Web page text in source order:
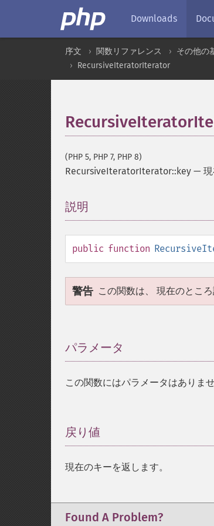
Downloads
序文 関数リファレンス その他の
RecursiveIteratorIterator
(PHP 5, PHP 7, PHP 8)
RecursiveIteratorIterator::key —
説明
public function
警告 この関数は、 現在のとこ
パラメータ
この関数にはパラメータはありませ
戻り値
現在のキーを返します。
Found A Problem?